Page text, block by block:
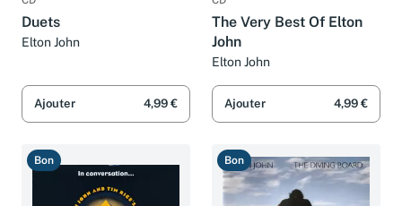
Duets
Elton John
Ajouter 4,99 €
The Very Best Of Elton
John
Elton John
Ajouter 4,99 €
Bon Bon